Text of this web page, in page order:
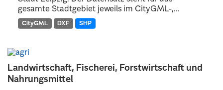
Landwirtschaft, Fischerei, Forstwirtschaft und
Nahrungsmittel
gesamte Stadtgebiet jeweils im CityGML-,...
CityGML DXF SHP